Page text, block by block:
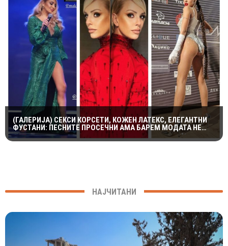
(ГАЛЕРИЈА) СЕКСИ КОРСЕТИ, КОЖЕН ЛАТЕКС, ЕЛЕГАНТНИ
ФУСТАНИ: ПЕСНИТЕ ПРОСЕЧНИ АМА БАРЕМ МОДАТА НЕ
ПОТФРЛИ НА МАКФЕСТ
НАЈЧИТАНИ